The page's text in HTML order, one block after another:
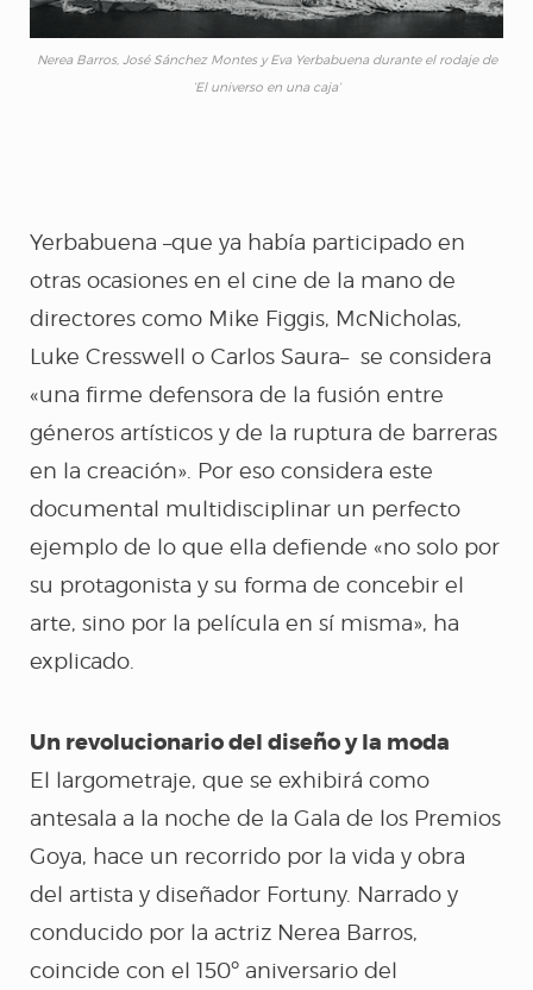
YERBAGÜENA
PERSUASIÓN Y
DEVOCIÓN
¡AY!
FEDERICO SEGÚN
LORCA
CUANDO YO ERA
SANTO Y SEÑA
EL HUSO DE LA
MEMORIA
Nerea Barros, José Sánchez Montes y Eva Yerbabuena durante el rodaje de
‘El universo en una caja’
Yerbabuena –que ya había participado en
otras ocasiones en el cine de la mano de
directores como Mike Figgis, McNicholas,
Luke Cresswell o Carlos Saura– se considera
«una firme defensora de la fusión entre
géneros artísticos y de la ruptura de barreras
en la creación». Por eso considera este
documental multidisciplinar un perfecto
ejemplo de lo que ella defiende «no solo por
su protagonista y su forma de concebir el
arte, sino por la película en sí misma», ha
explicado.
Un revolucionario del diseño y la moda
El largometraje, que se exhibirá como
antesala a la noche de la Gala de los Premios
Goya, hace un recorrido por la vida y obra
del artista y diseñador Fortuny. Narrado y
conducido por la actriz Nerea Barros,
coincide con el 150º aniversario del